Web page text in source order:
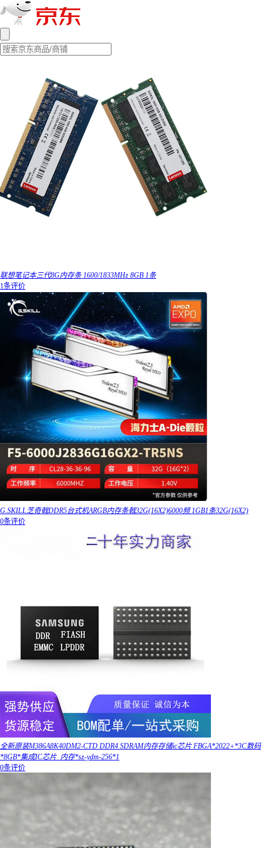
联想笔记本三代8G内存条 1600/1833MHz 8GB 1条
1条评价
G.SKILL芝奇戟DDR5台式机ARGB内存条戟32G(16X2)6000频 1GB1条32G(16X2)
0条评价
全新原装M386A8K40DM2-CTD DDR4 SDRAM内存存储ic芯片 FBGA*2022+*3C数码
*8GB*集成IC芯片_内存*sz-ydm-256*1
0条评价